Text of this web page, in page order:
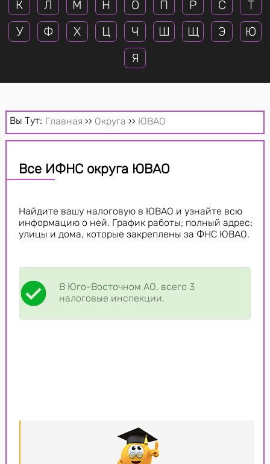
К Л М Н О П Р С
Т
У
Ф Х Ц Ч Ш Щ Э
Ю
Я
Вы Тут: Главная ›› Округа ›› ЮВАО
Все ИФНС округа ЮВАО
Найдите вашу налоговую в ЮВАО и узнайте всю
информацию о ней. График работы; полный адрес;
улицы и дома, которые закреплены за ФНС ЮВАО.
В Юго-Восточном АО, всего 3
налоговые инспекции.